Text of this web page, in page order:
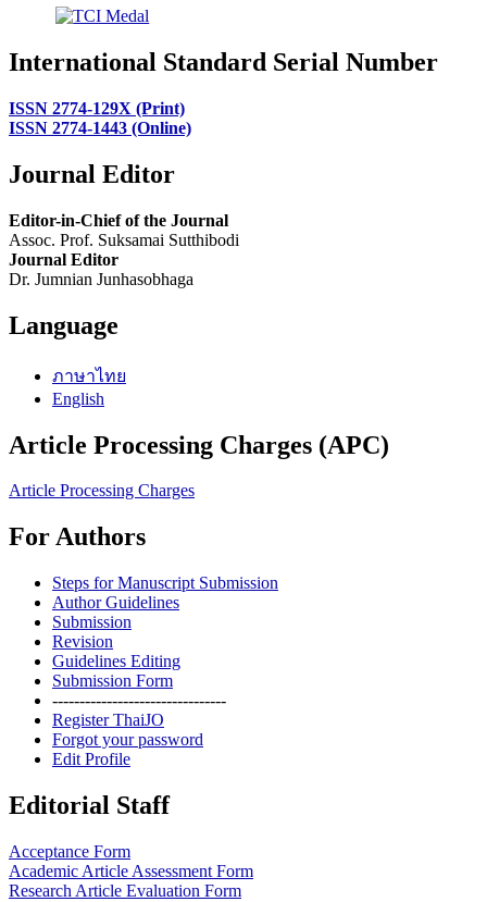
International Standard Serial Number
ISSN 2774-129X (Print)
ISSN 2774-1443 (Online)
Journal Editor
Editor-in-Chief of the Journal
Assoc. Prof. Suksamai Sutthibodi
Journal Editor
Dr. Jumnian Junhasobhaga
Language
ภาษาไทย
English
Article Processing Charges (APC)
Article Processing Charges
For Authors
Steps for Manuscript Submission
Author Guidelines
Submission
Revision
Guidelines Editing
Submission Form
--------------------------------
Register ThaiJO
Forgot your password
Edit Profile
Editorial Staff
Acceptance Form
Academic Article Assessment Form
Research Article Evaluation Form